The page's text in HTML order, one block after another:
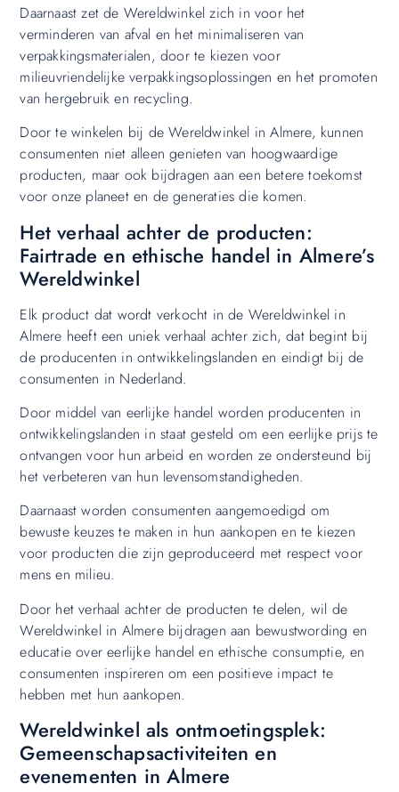
Daarnaast zet de Wereldwinkel zich in voor het
verminderen van afval en het minimaliseren van
verpakkingsmaterialen, door te kiezen voor
milieuvriendelijke verpakkingsoplossingen en het promoten
van hergebruik en recycling.
Door te winkelen bij de Wereldwinkel in Almere, kunnen
consumenten niet alleen genieten van hoogwaardige
producten, maar ook bijdragen aan een betere toekomst
voor onze planeet en de generaties die komen.
Het verhaal achter de producten:
Fairtrade en ethische handel in Almere’s
Wereldwinkel
Elk product dat wordt verkocht in de Wereldwinkel in
Almere heeft een uniek verhaal achter zich, dat begint bij
de producenten in ontwikkelingslanden en eindigt bij de
consumenten in Nederland.
Door middel van eerlijke handel worden producenten in
ontwikkelingslanden in staat gesteld om een eerlijke prijs te
ontvangen voor hun arbeid en worden ze ondersteund bij
het verbeteren van hun levensomstandigheden.
Daarnaast worden consumenten aangemoedigd om
bewuste keuzes te maken in hun aankopen en te kiezen
voor producten die zijn geproduceerd met respect voor
mens en milieu.
Door het verhaal achter de producten te delen, wil de
Wereldwinkel in Almere bijdragen aan bewustwording en
educatie over eerlijke handel en ethische consumptie, en
consumenten inspireren om een positieve impact te
hebben met hun aankopen.
Wereldwinkel als ontmoetingsplek:
Gemeenschapsactiviteiten en
evenementen in Almere